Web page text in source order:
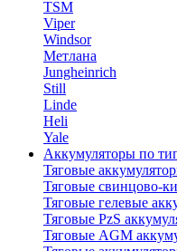
TSM
Viper
Windsor
Метлана
Jungheinrich
Still
Linde
Heli
Yale
Аккумуляторы по
Тяговые
Тяговые свинцово-
Тяговые гелевые
Тяговые PzS
Тяговые AGM